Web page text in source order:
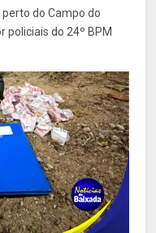
do Campo do
do 24º BPM